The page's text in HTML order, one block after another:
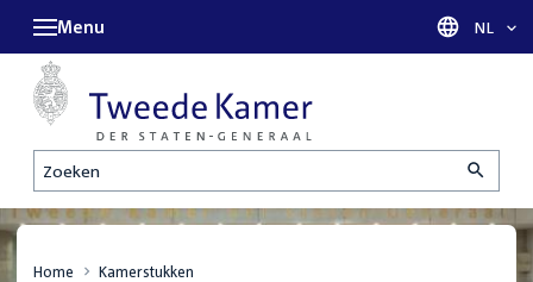
Zoeken
Menu Taal
NL
Home Kamerstukken